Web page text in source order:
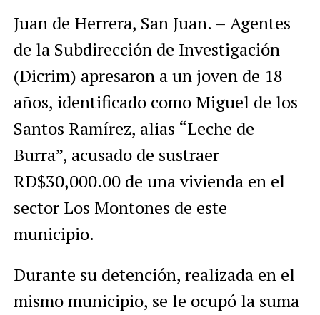
Juan de Herrera, San Juan. – Agentes
de la Subdirección de Investigación
(Dicrim) apresaron a un joven de 18
años, identificado como Miguel de los
Santos Ramírez, alias “Leche de
Burra”, acusado de sustraer
RD$30,000.00 de una vivienda en el
sector Los Montones de este
municipio.
Durante su detención, realizada en el
mismo municipio, se le ocupó la suma